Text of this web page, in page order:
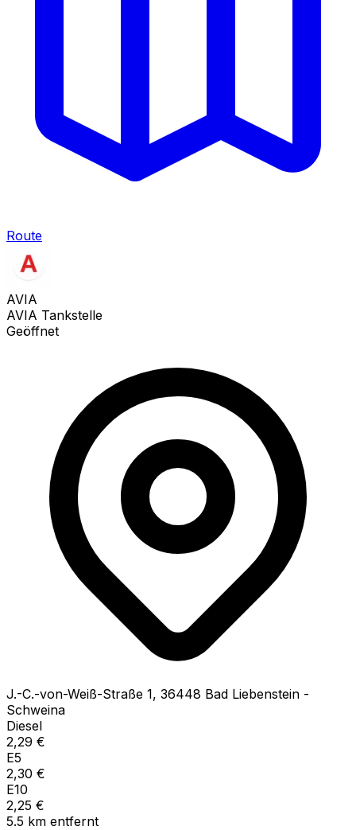
Route
AVIA
AVIA Tankstelle
Geöffnet
J.-C.-von-Weiß-Straße 1, 36448 Bad Liebenstein -
Schweina
Diesel
2,29 €
E5
2,30 €
E10
2,25 €
5.5 km entfernt